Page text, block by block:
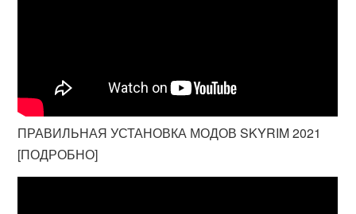
ПРАВИЛЬНАЯ УСТАНОВКА МОДОВ SKYRIM 2021
[ПОДРОБНО]